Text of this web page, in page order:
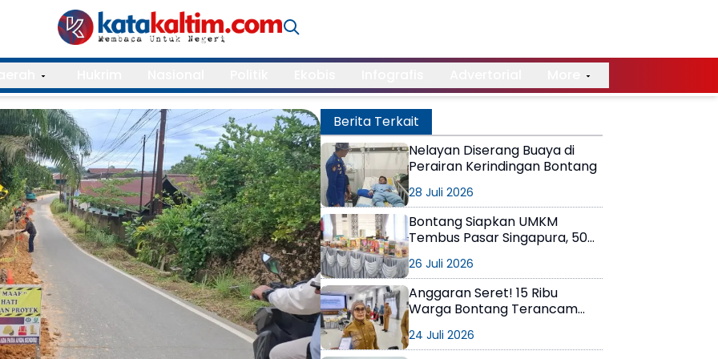
Berita Terkait
Nelayan Diserang Buaya di
Perairan Kerindingan Bontang
28 Juli 2026
Bontang Siapkan UMKM
Tembus Pasar Singapura, 50
Ekspor
26 Juli 2026
Anggaran Seret! 15 Ribu
Warga Bontang Terancam
Pemerintah Minta Bantuan
24 Juli 2026